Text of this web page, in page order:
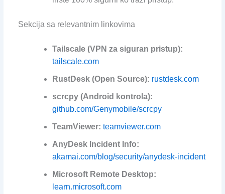
Sekcija sa relevantnim linkovima
Tailscale (VPN za siguran pristup):
tailscale.com
RustDesk (Open Source): rustdesk.com
scrcpy (Android kontrola):
github.com/Genymobile/scrcpy
TeamViewer: teamviewer.com
AnyDesk Incident Info:
akamai.com/blog/security/anydesk-incident
Microsoft Remote Desktop:
learn.microsoft.com